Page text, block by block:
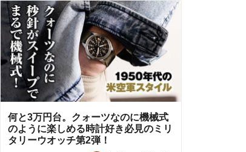
何と3万円台。クォーツなのに機械式
のように楽しめる時計好き必見のミリ
タリーウオッチ第2弾！